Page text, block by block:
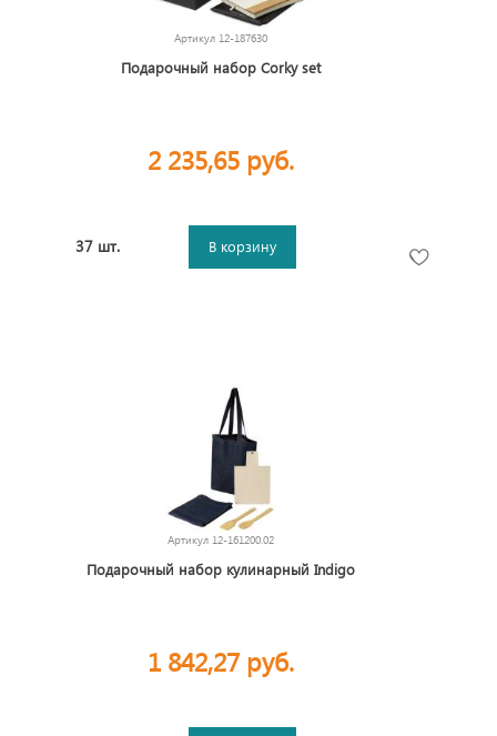
Артикул 12-187630
Подарочный набор Corky set
2 235,65 руб.
37 шт. В корзину
Артикул 12-161200.02
Подарочный набор кулинарный Indigo
1 842,27 руб.